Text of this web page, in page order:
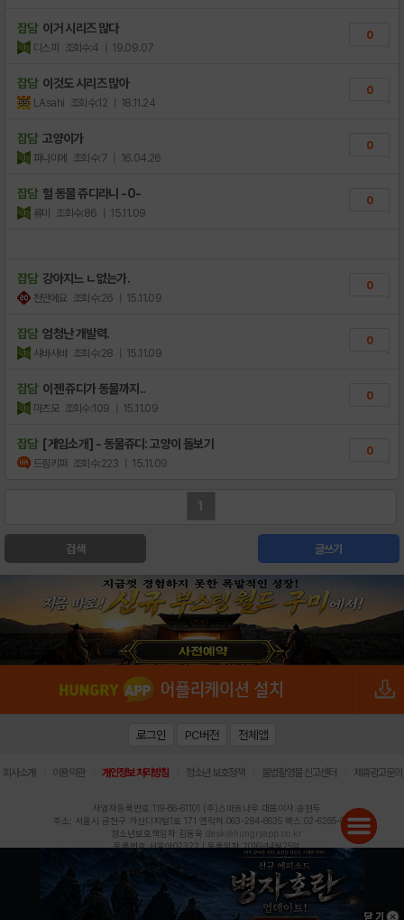
잡담 이거 시리즈 많다
디스피 조회수:4 | 19.09.07
0
잡담 이것도 시리즈 많아
LAsahi 조회수:12 | 18.11.24
0
잡담 고양이가
파나미에 조회수:7 | 16.04.26
0
잡담 헐 동물 쥬디라니 -0-
류미 조회수:86 | 15.11.09
0
잡담 강아지느 ㄴ없는가.
천만에요 조회수:26 | 15.11.09
0
잡담 엄청난 개발력.
샤바사뱌 조회수:28 | 15.11.09
0
잡담 이젠 쥬디가 동물까지..
마츠모 조회수:109 | 15.11.09
0
잡담 [게임소개] - 동물쥬디: 고양이 돌보기
드림키퍼 조회수:223 | 15.11.09
0
1
검색 글쓰기
로그인 PC버전 전체앱
회사소개 이용약관 개인정보 처리방침 청소년 보호정책 불법촬영물 신고센터 제휴광고문의
사업자등록번호:119-86-61101 (주)스마트나우 대표이사:송현두
주소: 서울시 금천구 가산디지털1로 171 연락처:063-284-8635 팩스:02-6265-0377
청소년보호책임자:김동욱 desk@hungryapp.co.kr
등록번호:서울아02322 | 등록일자:2016년4월25일
발행인:(주)스마트나우 송현두 | 편집인:김동욱
헝그리앱의 콘텐츠 및 기사는 저작권법의 보호를 받으므로, 무단 전재, 복사, 배포 등을 금합니다.
Copyright (c) HungryApp All Rights Reserved.